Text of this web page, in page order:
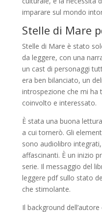
imparare sul mondo
Stelle di Mare
Stelle di Mare è stato
da leggere, con una
un cast di personaggi
era ben bilanciato, un
introspezione che mi
coinvolto e interessato.
È stata una buona
a cui tornerò. Gli
sono audiolibro
affascinanti. È un inizio
serie. Il messaggio del
leggere pdf sullo stato
che stimolante.
Il background